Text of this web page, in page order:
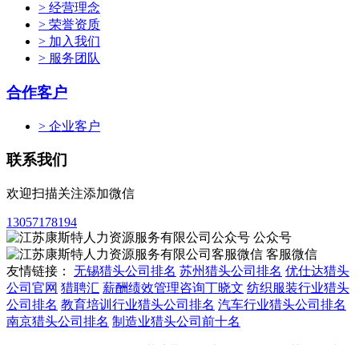
> 经营理念
> 荣誉资质
> 加入我们
> 服务团队
合作客户
> 企业客户
联系我们
欢迎扫描关注添加微信
13057178194
公众号
客服微信
友情链接： 无锡猎头公司排名 苏州猎头公司排名 优仕达猎头
公司官网 猎聘汇 薪酬绩效管理咨询丁晓文 纺织服装行业猎头
公司排名 教育培训行业猎头公司排名 汽车行业猎头公司排名
南京猎头公司排名 制造业猎头公司前十名